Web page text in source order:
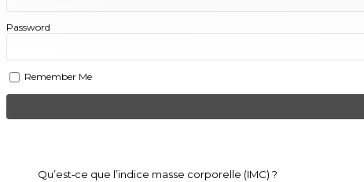
Password
Remember Me
Qu’est‑ce que l’indice masse corporelle (IMC) ?